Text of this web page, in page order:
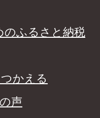
のふるさと納税
かえる
声